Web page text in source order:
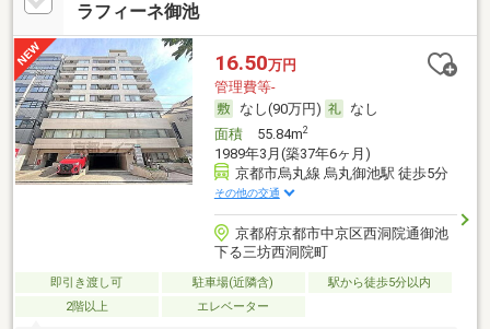
ラフィーネ御池
16.50万円
管理費等-
なし(90万円)
なし
面積55.84m2
1989年3月(築37年6ヶ月)
京都市烏丸線 烏丸御池駅 徒歩5分
その他の交通
京都府京都市中京区西洞院通御池
下る三坊西洞院町
即引き渡し可 駐車場(近隣含)
駅から徒歩5分以内
2階以上
エレベーター